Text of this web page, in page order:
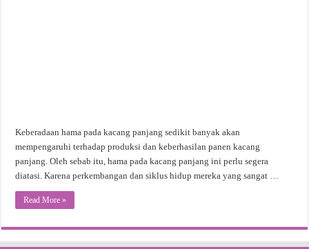
Keberadaan hama pada kacang panjang sedikit banyak akan
mempengaruhi terhadap produksi dan keberhasilan panen kacang
panjang. Oleh sebab itu, hama pada kacang panjang ini perlu segera
diatasi. Karena perkembangan dan siklus hidup mereka yang sangat …
Read More »